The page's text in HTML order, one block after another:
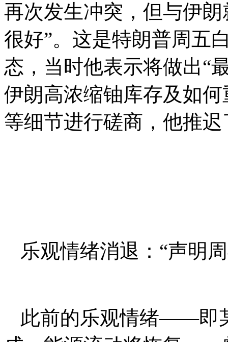
再次发生冲突，但与伊
很好”。这是特朗普周五
态，当时他表示将做出“
伊朗高浓缩铀库存及如
等细节进行磋商，他推
乐观情绪消退：“声明
此前的乐观情绪——即